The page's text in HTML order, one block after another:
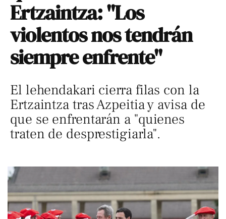
Ertzaintza: "Los
violentos nos tendrán
siempre enfrente"
El lehendakari cierra filas con la
Ertzaintza tras Azpeitia y avisa de
que se enfrentarán a "quienes
traten de desprestigiarla".